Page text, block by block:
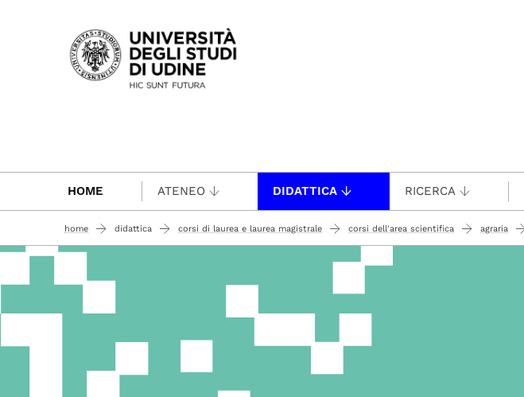
Passa al contenuto principale
HOME ATENEO DIDATTICA RICERCA
home didattica corsi di laurea e laurea magistrale corsi dell'area scientifica agraria